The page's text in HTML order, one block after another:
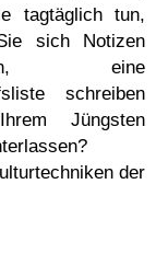
tagtäglich tun,
sich Notizen
eine
schreiben
Jüngsten
der